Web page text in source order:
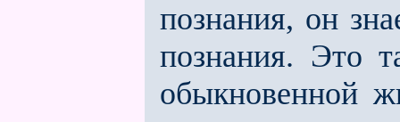
познания, он
познания. Это
обыкновенной